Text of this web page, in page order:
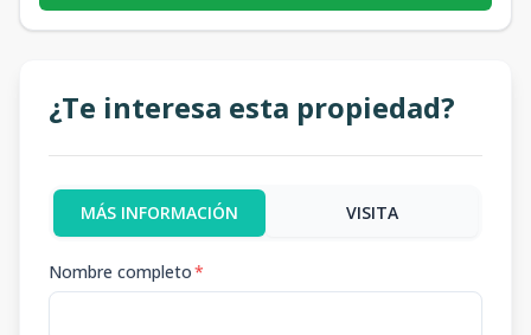
¿Te interesa esta propiedad?
MÁS INFORMACIÓN VISITA
Nombre completo*